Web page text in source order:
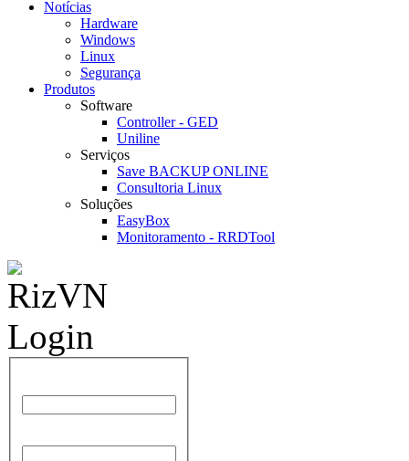
Notícias
Hardware
Windows
Linux
Segurança
Produtos
Software
Controller - GED
Uniline
Serviços
Save BACKUP ONLINE
Consultoria Linux
Soluções
EasyBox
Monitoramento - RRDTool